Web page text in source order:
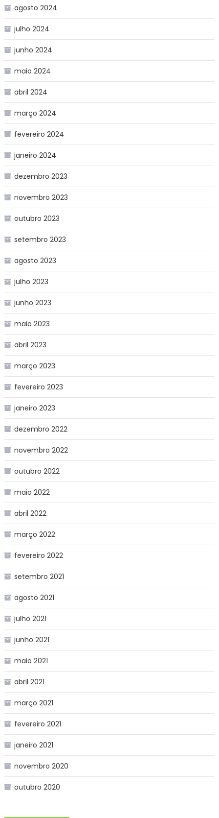
agosto 2024
julho 2024
junho 2024
maio 2024
abril 2024
março 2024
fevereiro 2024
janeiro 2024
dezembro 2023
novembro 2023
outubro 2023
setembro 2023
agosto 2023
julho 2023
junho 2023
maio 2023
abril 2023
março 2023
fevereiro 2023
janeiro 2023
dezembro 2022
novembro 2022
outubro 2022
maio 2022
abril 2022
março 2022
fevereiro 2022
setembro 2021
agosto 2021
julho 2021
junho 2021
maio 2021
abril 2021
março 2021
fevereiro 2021
janeiro 2021
novembro 2020
outubro 2020